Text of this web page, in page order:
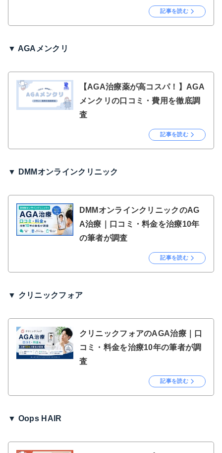
記事を読む
▼ AGAメンクリ
【AGA治療薬が高コスパ！】AGA
メンクリの口コミ・費用を徹底調
査
記事を読む
▼ DMMオンラインクリニック
DMMオンラインクリニックのAG
A治療｜口コミ・料金を治療10年
の筆者が調査
記事を読む
▼ クリニックフォア
クリニックフォアのAGA治療｜口
コミ・料金を治療10年の筆者が調
査
記事を読む
▼ Oops HAIR